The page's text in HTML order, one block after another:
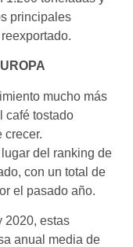
principales
mucho más
café tostado
crecer.
del ranking de
con un total de
el pasado año.
2020, estas
anual media de